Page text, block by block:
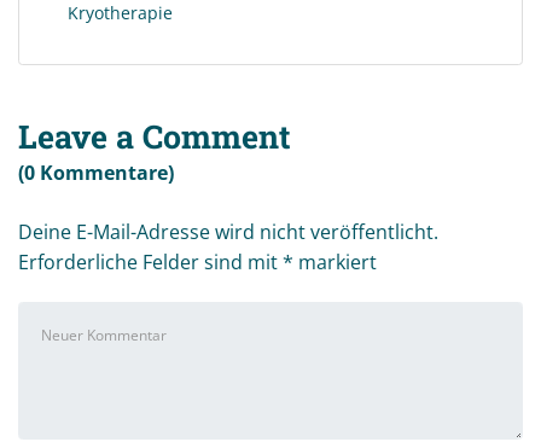
Kryotherapie
Leave a Comment
(0 Kommentare)
Deine E-Mail-Adresse wird nicht veröffentlicht.
Erforderliche Felder sind mit* markiert
Kommentar*